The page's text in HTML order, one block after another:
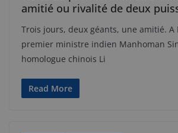
amitié ou rivalité de deux
Trois jours, deux géants, une amitié.
premier ministre indien Manhoman
homologue chinois Li
Read More